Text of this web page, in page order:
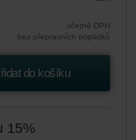
včetně DPH
bez přepravních poplatků
do košíku
15%